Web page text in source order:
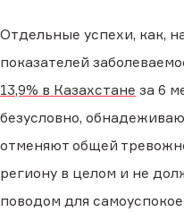
Отдельные успехи, как,
показателей
13,9% в Казахстане за 6
безусловно,
отменяют общей
региону в целом и не
поводом для